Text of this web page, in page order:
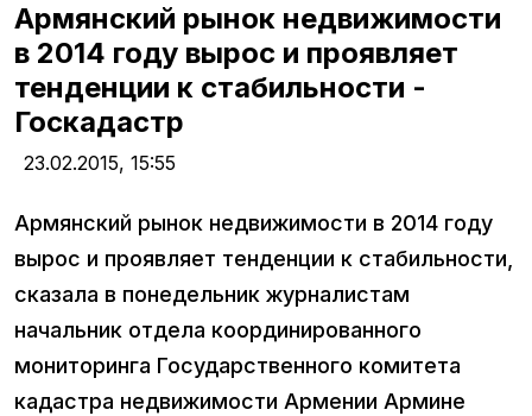
Армянский рынок недвижимости
в 2014 году вырос и проявляет
тенденции к стабильности -
Госкадастр
23.02.2015, 15:55
Армянский рынок недвижимости в 2014 году
вырос и проявляет тенденции к стабильности,
сказала в понедельник журналистам
начальник отдела координированного
мониторинга Государственного комитета
кадастра недвижимости Армении Армине